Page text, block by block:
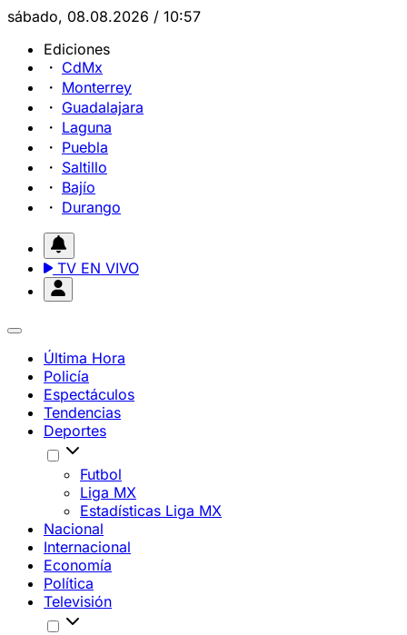
sábado, 08.08.2026 / 10:57
Ediciones
CdMx
Monterrey
Guadalajara
Laguna
Puebla
Saltillo
Bajío
Durango
TV EN VIVO
Última Hora
Policía
Espectáculos
Tendencias
Deportes
Futbol
Liga MX
Estadísticas Liga MX
Nacional
Internacional
Economía
Política
Televisión